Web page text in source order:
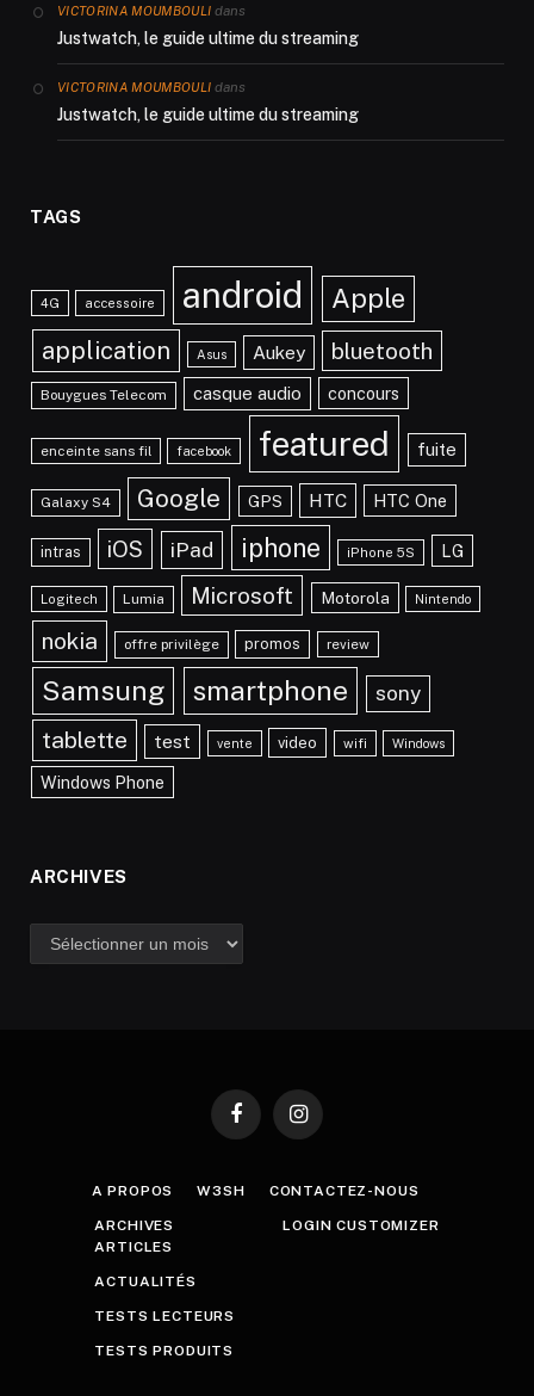
VICTORINA MOUMBOULI dans
Justwatch, le guide ultime du streaming
VICTORINA MOUMBOULI dans
Justwatch, le guide ultime du streaming
TAGS
4G accessoire android Apple
application Asus Aukey bluetooth
Bouygues Telecom casque audio concours
enceinte sans fil facebook featured fuite
Galaxy S4 Google GPS HTC HTC One
intras iOS iPad iphone iPhone 5S LG
Logitech Lumia Microsoft Motorola Nintendo
nokia offre privilège promos review
Samsung smartphone sony
tablette test vente video wifi Windows
Windows Phone
ARCHIVES
Archives
FacebookInstagram
A PROPOS W3SH CONTACTEZ-NOUS
ARCHIVES
ARTICLES
ACTUALITÉS
TESTS LECTEURS
TESTS PRODUITS
LOGIN CUSTOMIZER